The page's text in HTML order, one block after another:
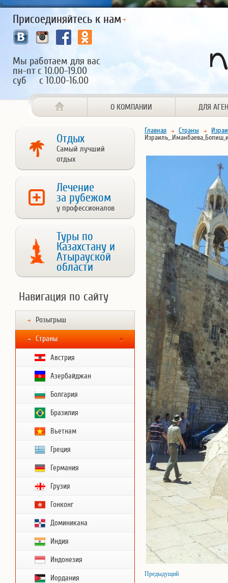
<
Присоединяйтесь к нам
Мы работаем для вас
пн-пт с 10.00-19.00
суб с 10.00-16.00
О КОМПАНИИ ДЛЯ
Отдых
Самый лучший
отдых
Лечение
за рубежом
у профессионалов
Туры по
Казахстану и
Атырауской
области
Навигация по сайту
Розыгрыш
Страны
Австрия
Азербайджан
Болгария
Бразилия
Вьетнам
Греция
Германия
Грузия
Гонконг
Доминикана
Индия
Индонезия
Иордания
Главная Страны
Предыдущий